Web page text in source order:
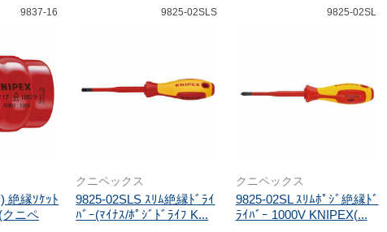
9837-16
絶縁ｿｹｯﾄ
クニペ
9825-02SLS
クニペックス
9825-02SLS ｽﾘﾑ絶縁ﾄﾞﾗｲ
ﾊﾞｰ(ﾏｲﾅｽ/ﾎﾟｼﾞﾄﾞﾗｲﾌ K...
9825-02SL
クニペックス
9825-02SL ｽﾘﾑﾎﾟｼﾞ絶縁ﾄﾞ
ﾗｲﾊﾞｰ 1000V KNIPEX(...